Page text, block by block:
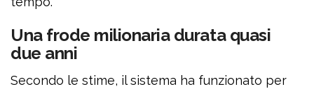
Una frode milionaria durata quasi
due anni
Secondo le stime, il sistema ha funzionato per